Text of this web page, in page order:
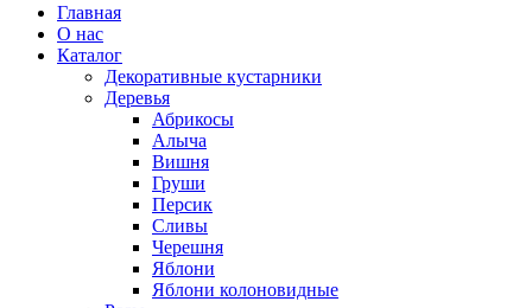
Главная
О нас
Каталог
Декоративные кустарники
Деревья
Абрикосы
Алыча
Вишня
Груши
Персик
Сливы
Черешня
Яблони
Яблони колоновидные